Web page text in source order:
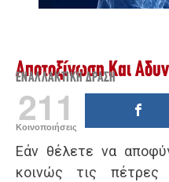
Αποτοξίνωση Και
ΕΝΑΛΛΑΚΤΙΚΉ ΔΡΆΣΗ
211
Κοινοποιήσεις
Εάν θέλετε να
κοινώς τις